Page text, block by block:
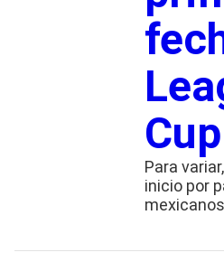
Cup
Para
inicio por
mexicanos